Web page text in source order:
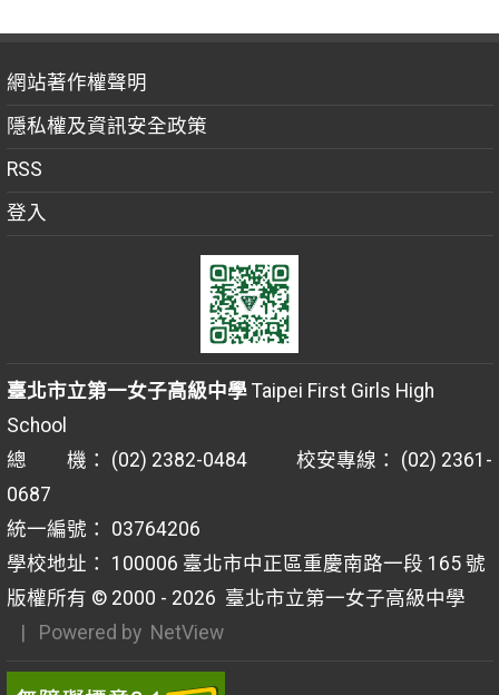
網站著作權聲明
隱私權及資訊安全政策
RSS
登入
臺北市立第一女子高級中學Taipei First Girls High
School
總 機： (02) 2382-0484 校安專線： (02) 2361-
0687
統一編號： 03764206
學校地址： 100006 臺北市中正區重慶南路一段 165 號
版權所有 © 2000 - 2026 臺北市立第一女子高級中學
| Powered by NetView